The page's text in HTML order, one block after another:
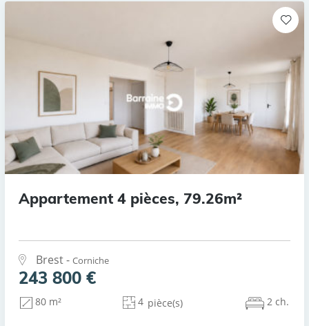
Appartement 4 pièces, 79.26m²
Brest - Corniche
243 800 €
80 m² 4 pièce(s) 2 ch.